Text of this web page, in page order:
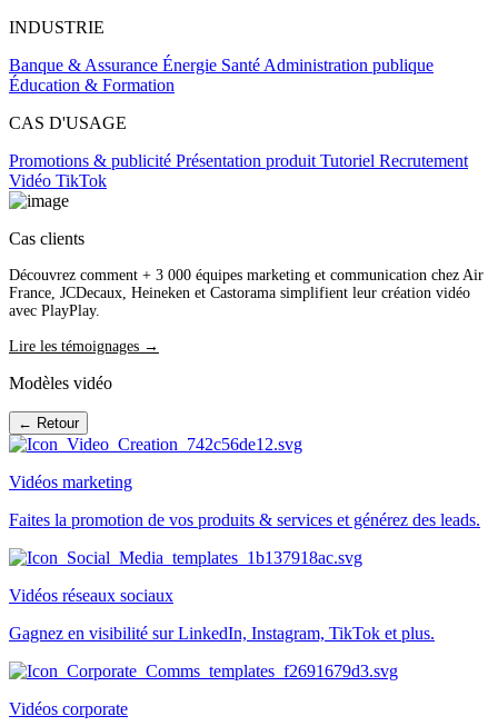
INDUSTRIE
Banque & Assurance Énergie Santé Administration publique
Éducation & Formation
CAS D'USAGE
Promotions & publicité Présentation produit Tutoriel Recrutement
Vidéo TikTok
Cas clients
Découvrez comment + 3 000 équipes marketing et communication chez Air
France, JCDecaux, Heineken et Castorama simplifient leur création vidéo
avec PlayPlay.
Lire les témoignages →
Modèles vidéo
← Retour
Vidéos marketing
Faites la promotion de vos produits & services et générez des leads.
Vidéos réseaux sociaux
Gagnez en visibilité sur LinkedIn, Instagram, TikTok et plus.
Vidéos corporate